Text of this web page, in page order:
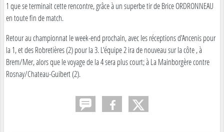
1 que se terminait cette rencontre, grâce à un superbe tir de Brice ORDRONNEAU
en toute fin de match.
Retour au championnat le week-end prochain, avec les réceptions d'Ancenis pour
la 1, et des Robretières (2) pour la 3. L'équipe 2 ira de nouveau sur la côte , à
Brem/Mer, alors que le voyage de la 4 sera plus court; à La Mainborgère contre
Rosnay/Chateau-Guibert (2).